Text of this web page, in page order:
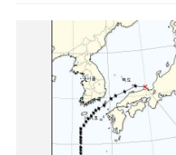
이용 할 수 있습니다.
만들어 항공운항의 안전성
“기후변화, 항공산업발전
포럼에는 인천공항 상주
련 학·관·연 전문가 등
기상청장의 환영사와 이영
축사에 이어, 포럼 의장인